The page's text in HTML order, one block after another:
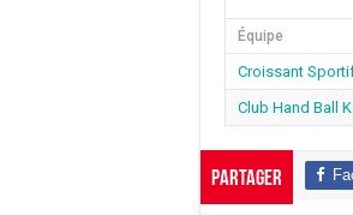
Équipe
Croissant
Club Hand Ball
Partager